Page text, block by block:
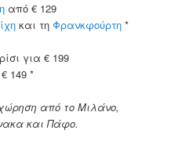
από € 129
και τη Φρανκφούρτη*
για € 199
149 *
από το Μιλάνο,
και Πάφο.